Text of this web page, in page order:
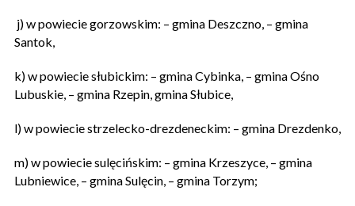
j) w powiecie gorzowskim: – gmina Deszczno, – gmina
Santok,
k) w powiecie słubickim: – gmina Cybinka, – gmina Ośno
Lubuskie, – gmina Rzepin, gmina Słubice,
l) w powiecie strzelecko-drezdeneckim: – gmina Drezdenko,
m) w powiecie sulęcińskim: – gmina Krzeszyce, – gmina
Lubniewice, – gmina Sulęcin, – gmina Torzym;